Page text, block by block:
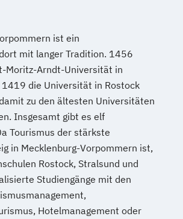
ist ein
mit langer Tradition. 1456
Moritz-Arndt-Universität in
1419 die Universität in Rostock
zu den ältesten Universitäten
Insgesamt gibt es elf
Tourismus der stärkste
in Mecklenburg-Vorpommern ist,
Rostock, Stralsund und
Studiengänge mit den
Hotelmanagement oder